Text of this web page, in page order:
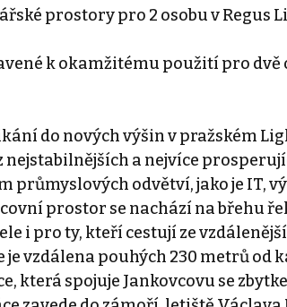
prostory pro 2 osobu v Regus
k okamžitému použití pro dvě
do nových výšin v pražském
nejstabilnějších a nejvíce
průmyslových odvětví, jako je IT,
prostor se nachází na břehu
i pro ty, kteří cestují ze
je vzdálena pouhých 230 metrů od
která spojuje Jankovcovu se